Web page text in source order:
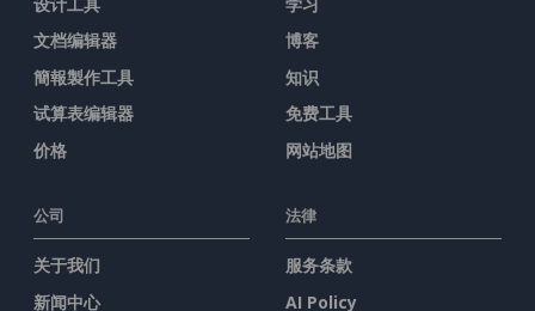
文档编辑器
簡報製作工具
试算表编辑器
价格
博客
知识
免费工具
网站地图
公司
关于我们
新闻中心
法律
服务条款
AI Policy